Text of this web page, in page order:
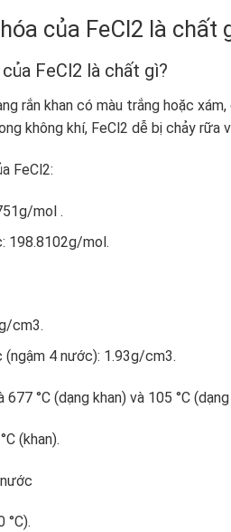
của FeCl2 là chất
FeCl2 là chất gì?
rắn khan có màu trắng hoặc
không khí, FeCl2 dễ bị chảy rữa
FeCl2:
mol .
198.8102g/mol.
cm3.
(ngậm 4 nước): 1.93g/cm3.
°C (dạng khan) và 105 °C
(khan).
°C).